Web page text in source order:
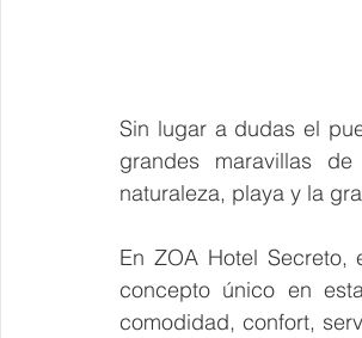
Sin lugar a dudas el
grandes maravillas
naturaleza, playa y la
En ZOA Hotel
concepto único en
comodidad, confort,